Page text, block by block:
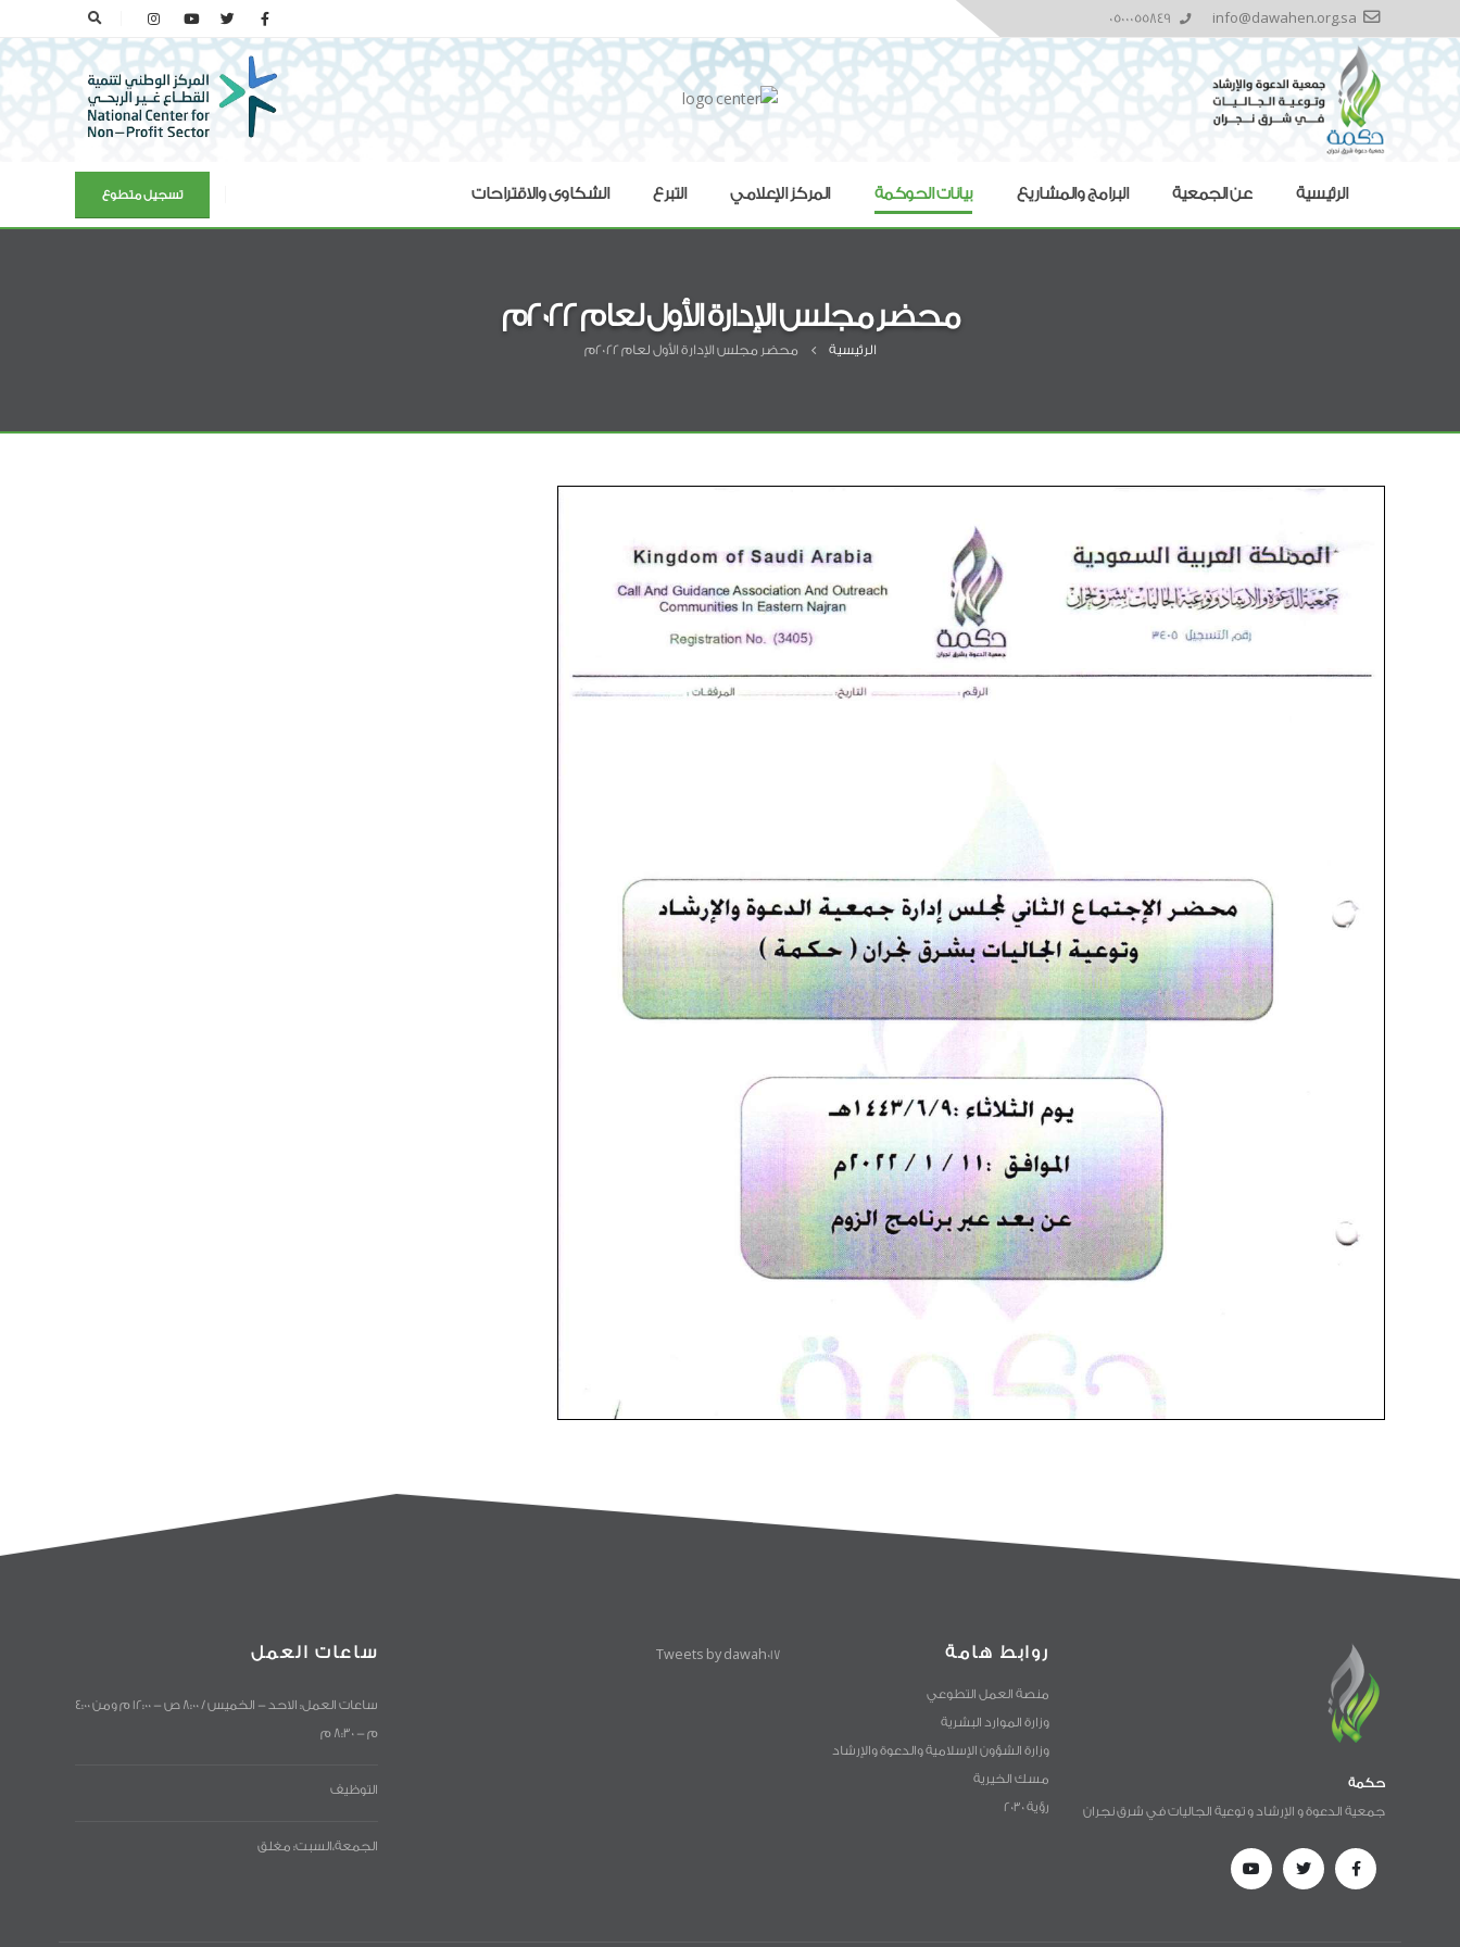
info@dawahen.org.sa
الرئيسية عن الجمعية البرامج والمشاريع بيانات الحوكمة المركز الإعلامي التبرع الشكاوى والاقتراحات تسجيل متطوع
محضر مجلس الإدارة الأول لعام 2022م
الرئيسية محضر مجلس الإدارة الأول لعام 2022م
حكمة
جمعية الدعوة و الإرشاد و توعية الجاليات في شرق نجران
روابط هامة
منصة العمل التطوعي
وزارة الموارد البشرية
وزارة الشؤون الإسلامية والدعوة والإرشاد
مسك الخيرية
رؤية 2030
Tweets by dawah017 ساعات العمل
ساعات العمل: الاحد - الخميس / 8:00 ص - 12:00 م ومن 4:00
م - 8:30 م
التوظيف
الجمعة،السبت: مغلق